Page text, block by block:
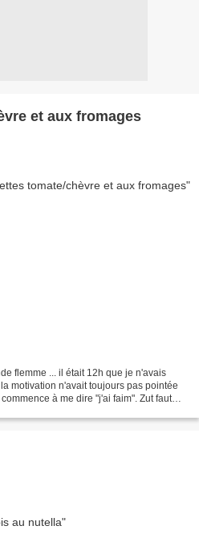
et aux fromages
flemme ... il était 12h que je n'avais
motivation n'avait toujours pas pointée
à me dire "j'ai faim". Zut faut